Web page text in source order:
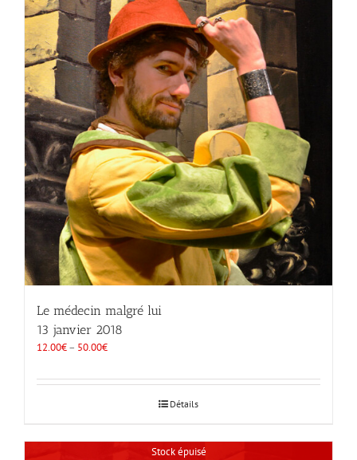
Le médecin malgré lui
13 janvier 2018
12.00€– 50.00€
Détails
Stock épuisé